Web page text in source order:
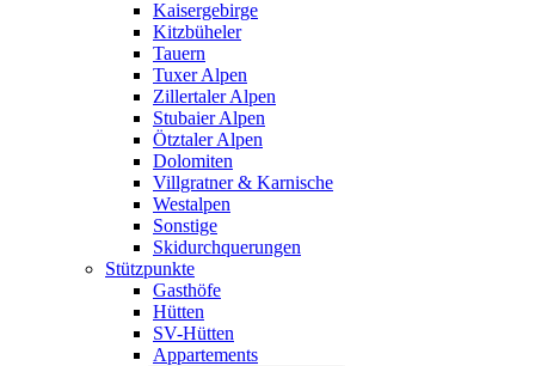
Kaisergebirge
Kitzbüheler
Tauern
Tuxer Alpen
Zillertaler Alpen
Stubaier Alpen
Ötztaler Alpen
Dolomiten
Villgratner & Karnische
Westalpen
Sonstige
Skidurchquerungen
Stützpunkte
Gasthöfe
Hütten
SV-Hütten
Appartements